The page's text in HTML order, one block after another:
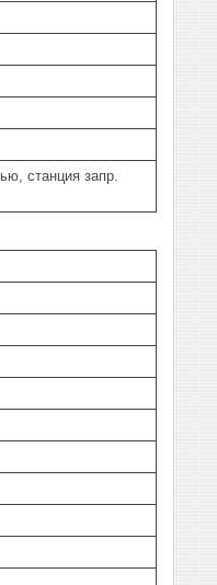
станция запр.